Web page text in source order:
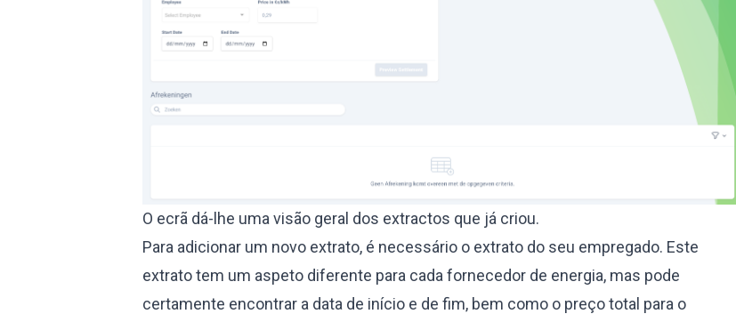
O ecrã dá-lhe uma visão geral dos extractos que já criou.
Para adicionar um novo extrato, é necessário o extrato do seu empregado. Este
extrato tem um aspeto diferente para cada fornecedor de energia, mas pode
certamente encontrar a data de início e de fim, bem como o preço total para o